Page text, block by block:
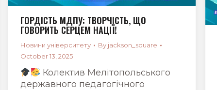
ГОРДІСТЬ МДПУ: ТВОРЧІСТЬ, ЩО
ГОВОРИТЬ СЕРЦЕМ НАЦІЇ!
Новини університету By jackson_square
October 13, 2025
Колектив Мелітопольського
державного педагогічного